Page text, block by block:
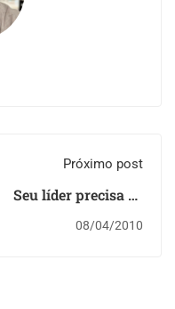
Próximo post
Seu líder precisa de
08/04/2010